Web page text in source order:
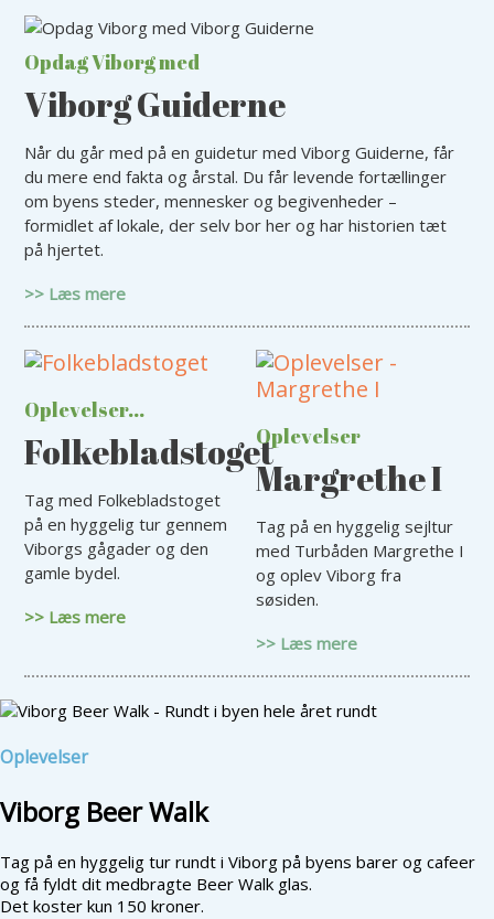
Opdag Viborg med
Viborg Guiderne
Når du går med på en guidetur med Viborg Guiderne, får
du mere end fakta og årstal. Du får levende fortællinger
om byens steder, mennesker og begivenheder –
formidlet af lokale, der selv bor her og har historien tæt
på hjertet.
>> Læs mere
Oplevelser...
Folkebladstoget
Tag med Folkebladstoget
på en hyggelig tur gennem
Viborgs gågader og den
gamle bydel.
>> Læs mere
Oplevelser
Margrethe I
Tag på en hyggelig sejltur
med Turbåden Margrethe I
og oplev Viborg fra
søsiden.
>> Læs mere
Oplevelser
Viborg Beer Walk
Tag på en hyggelig tur rundt i Viborg på byens barer og cafeer
og få fyldt dit medbragte Beer Walk glas.
Det koster kun 150 kroner.